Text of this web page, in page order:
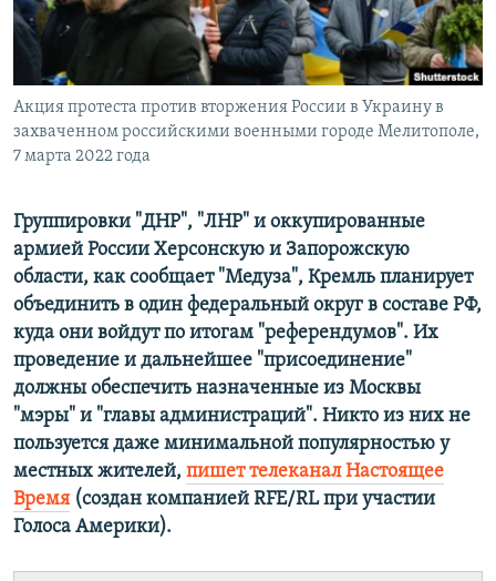
ELIFBE
УКРАИНСКАЯ ПРОБЛЕМА КРЫМА
Все сайты RFE/RL
Акция протеста против вторжения России в Украину в
захваченном российскими военными городе Мелитополе,
7 марта 2022 года
Группировки "ДНР", "ЛНР" и оккупированные
армией России Херсонскую и Запорожскую
области, как сообщает "Медуза", Кремль планирует
объединить в один федеральный округ в составе РФ,
куда они войдут по итогам "референдумов". Их
проведение и дальнейшее "присоединение"
должны обеспечить назначенные из Москвы
"мэры" и "главы администраций". Никто из них не
пользуется даже минимальной популярностью у
местных жителей, пишет телеканал Настоящее
Время (создан компанией RFE/RL при участии
Голоса Америки).